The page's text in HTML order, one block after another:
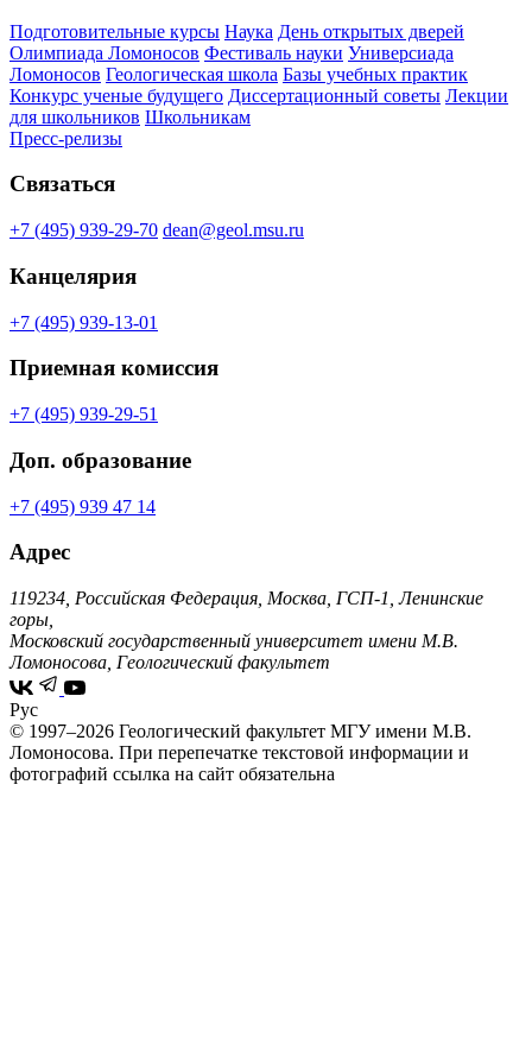
Подготовительные курсы Наука День открытых дверей
Олимпиада Ломоносов Фестиваль науки Универсиада
Ломоносов Геологическая школа Базы учебных практик
Конкурс ученые будущего Диссертационный советы Лекции
для школьников Школьникам
Пресс-релизы
Связаться
+7 (495) 939-29-70 dean@geol.msu.ru
Канцелярия
+7 (495) 939-13-01
Приемная комиссия
+7 (495) 939-29-51
Доп. образование
+7 (495) 939 47 14
Адрес
119234, Российская Федерация, Москва, ГСП-1, Ленинские
горы,
Московский государственный университет имени М.В.
Ломоносова, Геологический факультет
Рус
© 1997–2026 Геологический факультет МГУ имени М.В.
Ломоносова. При перепечатке текстовой информации и
фотографий ссылка на сайт обязательна